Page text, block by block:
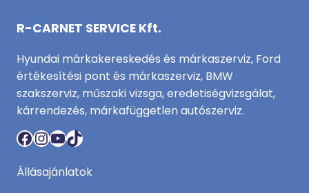
R-CARNET SERVICE Kft.
Hyundai márkakereskedés és márkaszerviz, Ford
értékesítési pont és márkaszerviz, BMW
szakszerviz, műszaki vizsga, eredetiségvizsgálat,
kárrendezés, márkafüggetlen autószerviz.
Facebook
Instagram
YouTube
TikTok
Állásajánlatok